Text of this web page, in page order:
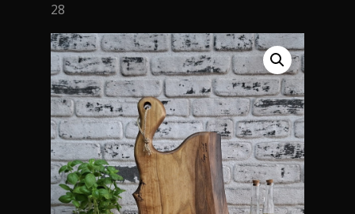
28